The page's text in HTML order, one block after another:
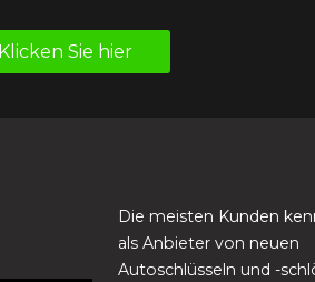
Klicken Sie hier
Die meisten Kunden
als Anbieter von neuen
Autoschlüsseln und -